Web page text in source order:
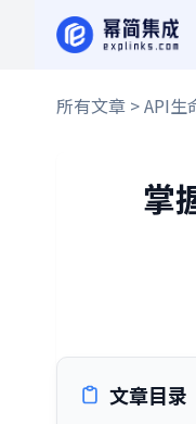
所有文章 >API生
掌
文章目录